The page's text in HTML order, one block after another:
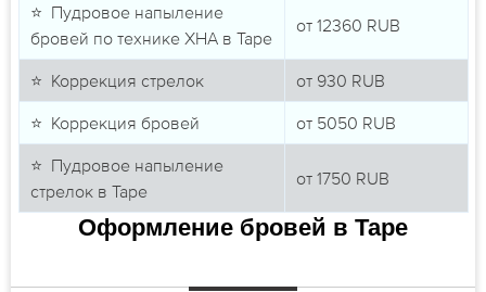
⭐ Пудровое напыление
бровей по технике ХНА в Таре
от 12360 RUB
⭐ Коррекция стрелок от 930 RUB
⭐ Коррекция бровей от 5050 RUB
⭐ Пудровое напыление
стрелок в Таре
от 1750 RUB
Оформление бровей в Таре